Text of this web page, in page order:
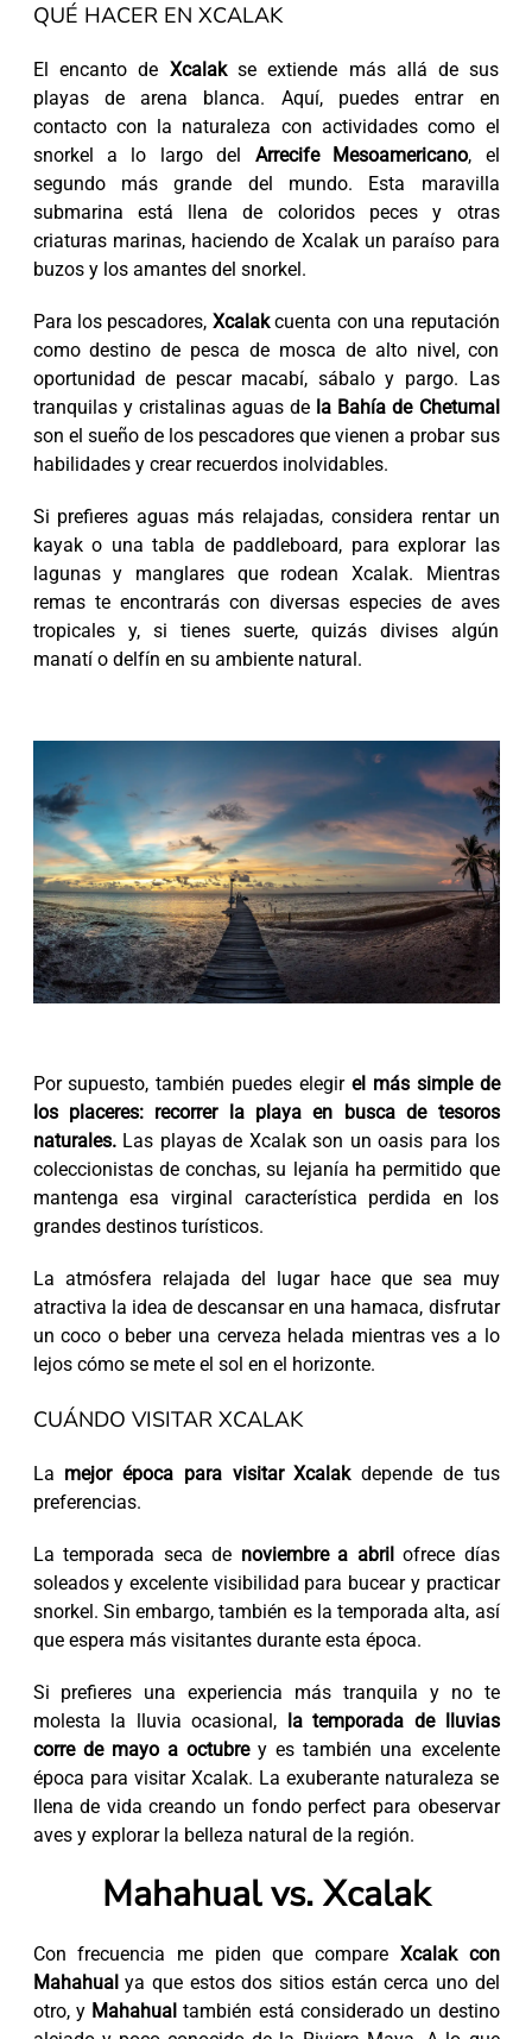
QUÉ HACER EN XCALAK
El encanto de Xcalakse extiende más allá de sus
playas de arena blanca. Aquí, puedes entrar en
contacto con la naturaleza con actividades como el
snorkel a lo largo del Arrecife Mesoamericano, el
segundo más grande del mundo. Esta maravilla
submarina está llena de coloridos peces y otras
criaturas marinas, haciendo de Xcalak un paraíso para
buzos y los amantes del snorkel.
Para los pescadores, Xcalakcuenta con una reputación
como destino de pesca de mosca de alto nivel, con
oportunidad de pescar macabí, sábalo y pargo. Las
tranquilas y cristalinas aguas de la Bahía de Chetumal
son el sueño de los pescadores que vienen a probar sus
habilidades y crear recuerdos inolvidables.
Si prefieres aguas más relajadas, considera rentar un
kayak o una tabla de paddleboard, para explorar las
lagunas y manglares que rodean Xcalak. Mientras
remas te encontrarás con diversas especies de aves
tropicales y, si tienes suerte, quizás divises algún
manatí o delfín en su ambiente natural.
Por supuesto, también puedes elegir el más simple de
los placeres: recorrer la playa en busca de tesoros
naturales.Las playas de Xcalak son un oasis para los
coleccionistas de conchas, su lejanía ha permitido que
mantenga esa virginal característica perdida en los
grandes destinos turísticos.
La atmósfera relajada del lugar hace que sea muy
atractiva la idea de descansar en una hamaca, disfrutar
un coco o beber una cerveza helada mientras ves a lo
lejos cómo se mete el sol en el horizonte.
CUÁNDO VISITAR XCALAK
La mejor época para visitar Xcalakdepende de tus
preferencias.
La temporada seca de noviembre a abril ofrece días
soleados y excelente visibilidad para bucear y practicar
snorkel. Sin embargo, también es la temporada alta, así
que espera más visitantes durante esta época.
Si prefieres una experiencia más tranquila y no te
molesta la lluvia ocasional,
la temporada de lluvias
corre de mayo a octubrey es también una excelente
época para visitar Xcalak. La exuberante naturaleza se
llena de vida creando un fondo perfect para obeservar
aves y explorar la belleza natural de la región.
Mahahual vs. Xcalak
Con frecuencia me piden que compare Xcalak con
Mahahual ya que estos dos sitios están cerca uno del
otro, y Mahahual también está considerado un destino